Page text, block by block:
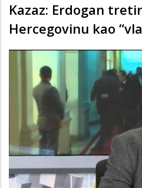
Kazaz: Erdogan
Hercegovinu kao